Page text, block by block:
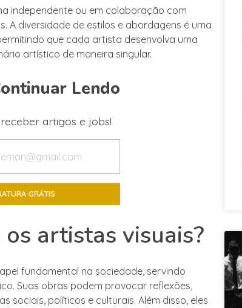
independente ou em colaboração com
A diversidade de estilos e abordagens é uma
que cada artista desenvolva uma
artístico de maneira singular.
Lendo
artigos e jobs!
artistas visuais?
fundamental na sociedade, servindo
Suas obras podem provocar reflexões,
sociais, políticos e culturais. Além disso, eles